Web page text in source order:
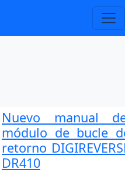
Nuevo manual
módulo de bucle
retorno
DR410